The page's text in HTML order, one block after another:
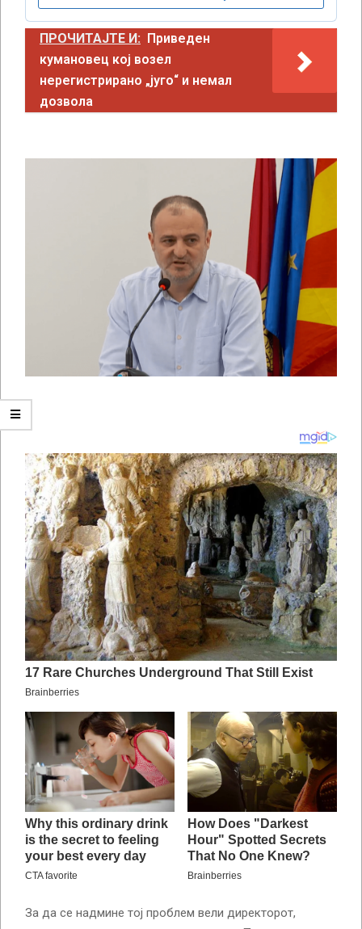
ПРОЧИТАЈТЕ И:
Приведен
кумановец кој возел
нерегистрирано „југо“ и немал
дозвола
За да се надмине тој проблем вели директорот,